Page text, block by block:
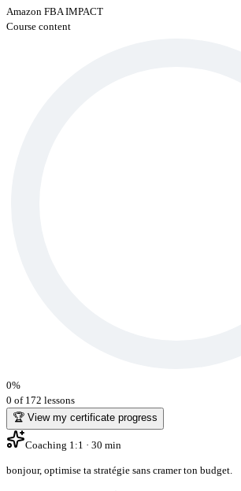
Amazon FBA IMPACT
Course content
0%
0 of 172 lessons
🏆 View my certificate progress
Coaching 1:1 · 30 min
bonjour, optimise ta stratégie sans cramer ton budget.